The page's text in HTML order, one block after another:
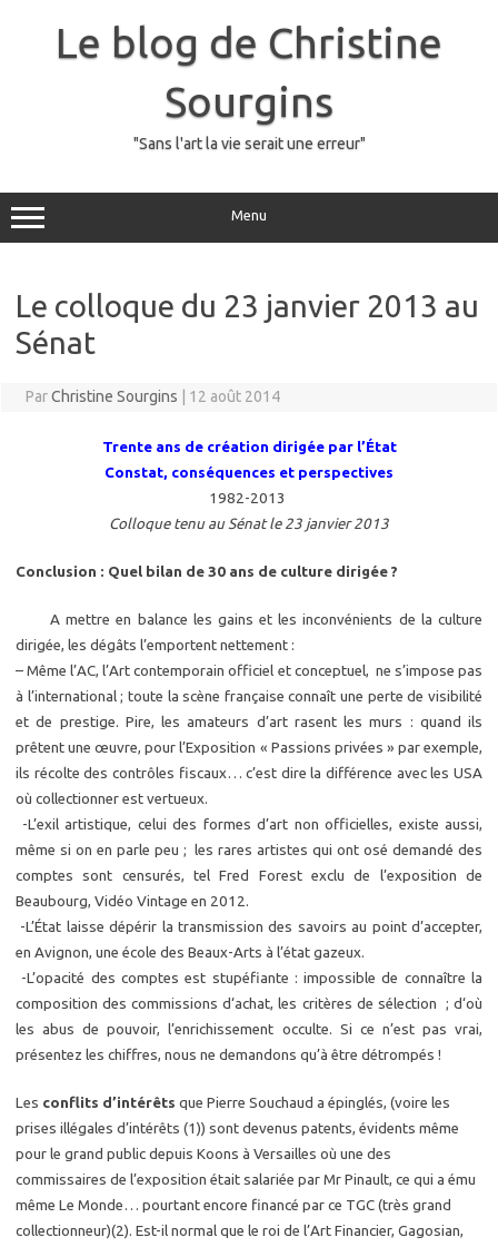
Le blog de Christine
Sourgins
"Sans l'art la vie serait une erreur"
Menu
Le colloque du 23 janvier 2013 au
Sénat
ParChristine Sourgins 12 août 2014
Trente ans de création dirigée par l’État
Constat, conséquences et perspectives
1982-2013
Colloque tenu au Sénat le 23 janvier 2013
Conclusion : Quel bilan de 30 ans de culture dirigée ?
A mettre en balance les gains et les inconvénients de la culture
dirigée, les dégâts l’emportent nettement :
– Même l’AC, l’Art contemporain officiel et conceptuel, ne s’impose pas
à l’international ; toute la scène française connaît une perte de visibilité
et de prestige. Pire, les amateurs d’art rasent les murs : quand ils
prêtent une œuvre, pour l’Exposition « Passions privées » par exemple,
ils récolte des contrôles fiscaux… c’est dire la différence avec les USA
où collectionner est vertueux.
-L’exil artistique, celui des formes d’art non officielles, existe aussi,
même si on en parle peu ; les rares artistes qui ont osé demandé des
comptes sont censurés, tel Fred Forest exclu de l’exposition de
Beaubourg, Vidéo Vintage en 2012.
-L’État laisse dépérir la transmission des savoirs au point d’accepter,
en Avignon, une école des Beaux-Arts à l’état gazeux.
-L’opacité des comptes est stupéfiante : impossible de connaître la
composition des commissions d‘achat, les critères de sélection ; d‘où
les abus de pouvoir, l’enrichissement occulte. Si ce n’est pas vrai,
présentez les chiffres, nous ne demandons qu’à être détrompés !
Les conflits d’intérêts que Pierre Souchaud a épinglés, (voire les
prises illégales d’intérêts (1)) sont devenus patents, évidents même
pour le grand public depuis Koons à Versailles où une des
commissaires de l’exposition était salariée par Mr Pinault, ce qui a ému
même Le Monde… pourtant encore financé par ce TGC (très grand
collectionneur)(2). Est-il normal que le roi de l’Art Financier, Gagosian,